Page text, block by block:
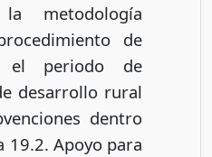
metodología
de
el periodo de
desarrollo rural
dentro
19.2. Apoyo para